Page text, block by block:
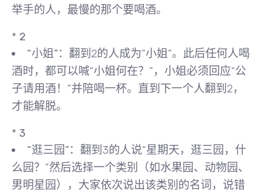
举手的人，最慢的那个要喝酒。
* 2
“小姐”：翻到2的人成为“小姐”。此后任何人喝
酒时，都可以喊“小姐何在？”，小姐必须回应“公
子请用酒！”并陪喝一杯。直到下一个人翻到2，
才能解脱。
* 3
“逛三园”：翻到3的人说“星期天，逛三园，什
么园？”然后选择一个类别（如水果园、动物园、
男明星园），大家依次说出该类别的名词，说错